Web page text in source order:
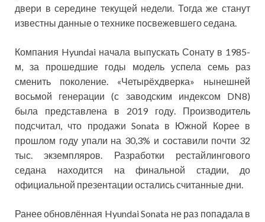
двери в середине текущей недели. Тогда же станут
известны данные о технике посвежевшего седана.
Компания Hyundai начала выпускать Сонату в 1985-
м, за прошедшие годы модель успела семь раз
сменить поколение. «Четырёхдверка» нынешней
восьмой генерации (с заводским индексом DN8)
была представлена в 2019 году. Производитель
подсчитал, что продажи Sonata в Южной Корее в
прошлом году упали на 30,3% и составили почти 32
тыс. экземпляров. Разработки рестайлингового
седана находится на финальной стадии, до
официальной презентации остались считанные дни.
Ранее обновлённая Hyundai Sonata не раз попадала в